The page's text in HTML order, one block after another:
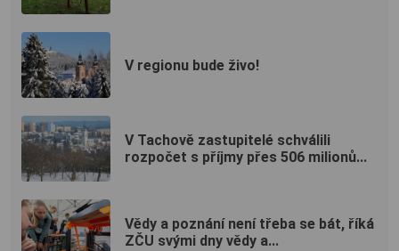
V regionu bude živo!
V Tachově zastupitelé schválili
rozpočet s příjmy přes 506 milionů...
Vědy a poznání není třeba se bát, říká
ZČU svými dny vědy a...